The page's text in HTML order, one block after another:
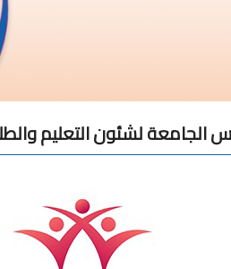
الجامعة لشئون التعليم